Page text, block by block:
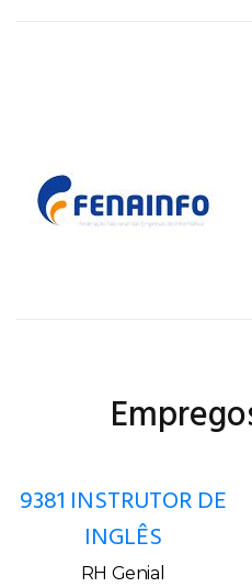
9381 INSTRUTOR DE
INGLÊS
RH Genial